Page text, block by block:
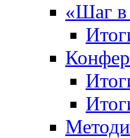
«Шаг в